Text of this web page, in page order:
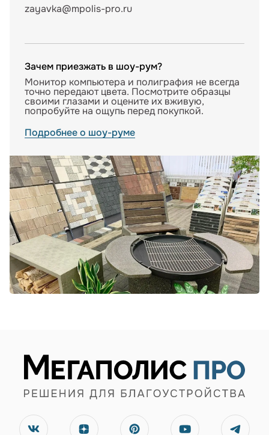
zayavka@mpolis-pro.ru
Зачем приезжать в шоу-рум?
Монитор компьютера и полиграфия не всегда
точно передают цвета. Посмотрите образцы
своими глазами и оцените их вживую,
попробуйте на ощупь перед покупкой.
Подробнее о шоу-руме